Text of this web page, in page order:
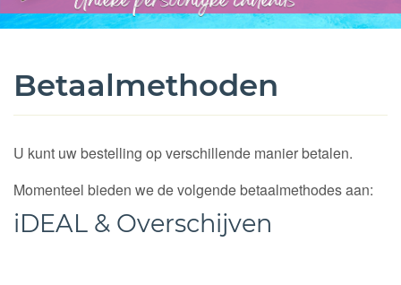
Betaalmethoden
U kunt uw bestelling op verschillende manier betalen.
Momenteel bieden we de volgende betaalmethodes aan:
iDEAL & Overschijven